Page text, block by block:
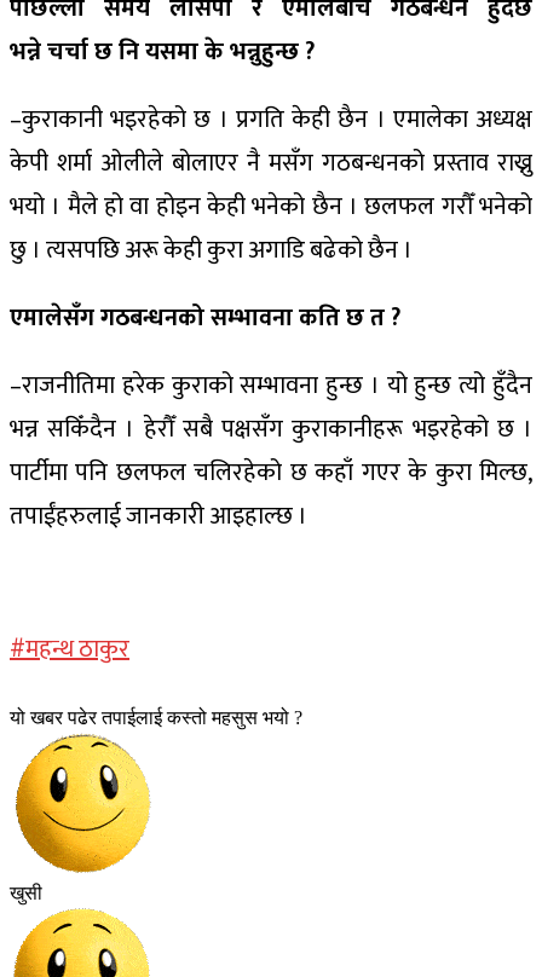
भन्ने चर्चा छ नि यसमा के भन्नुहुन्छ ?
–कुराकानी भइरहेको छ । प्रगति केही छैन । एमालेका अध्यक्ष
केपी शर्मा ओलीले बोलाएर नै मसँग गठबन्धनको प्रस्ताव राख्नु
भयो । मैले हो वा होइन केही भनेको छैन । छलफल गरौँ भनेको
छु । त्यसपछि अरू केही कुरा अगाडि बढेको छैन ।
एमालेसँग गठबन्धनको सम्भावना कति छ त ?
–राजनीतिमा हरेक कुराको सम्भावना हुन्छ । यो हुन्छ त्यो हुँदैन
भन्न सकिँदैन । हेरौँ सबै पक्षसँग कुराकानीहरू भइरहेको छ ।
पार्टीमा पनि छलफल चलिरहेको छ कहाँ गएर के कुरा मिल्छ,
तपाईंहरुलाई जानकारी आइहाल्छ ।
#महन्थ ठाकुर
यो खबर पढेर तपाईलाई कस्तो महसुस भयो ?
खुसी